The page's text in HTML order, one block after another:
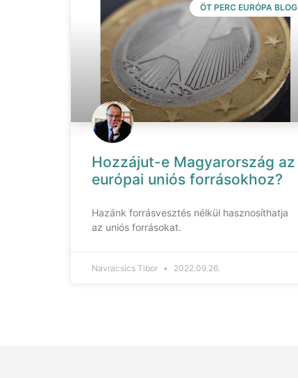
ÖT PERC EURÓPA BLOG
Hozzájut-e Magyarország az
európai uniós forrásokhoz?
Hazánk forrásvesztés nélkül hasznosíthatja
az uniós forrásokat.
Navracsics Tibor 2022.09.26.